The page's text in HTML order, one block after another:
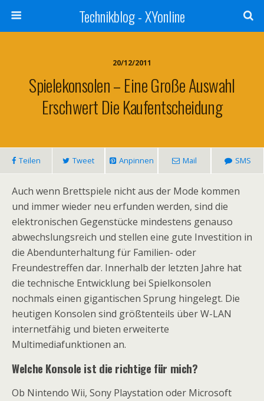
Technikblog - XYonline
20/12/2011
Spielekonsolen – Eine Große Auswahl
Erschwert Die Kaufentscheidung
Teilen Tweet Anpinnen Mail SMS
Auch wenn Brettspiele nicht aus der Mode kommen
und immer wieder neu erfunden werden, sind die
elektronischen Gegenstücke mindestens genauso
abwechslungsreich und stellen eine gute Investition in
die Abendunterhaltung für Familien- oder
Freundestreffen dar. Innerhalb der letzten Jahre hat
die technische Entwicklung bei Spielkonsolen
nochmals einen gigantischen Sprung hingelegt. Die
heutigen Konsolen sind größtenteils über W-LAN
internetfähig und bieten erweiterte
Multimediafunktionen an.
Welche Konsole ist die richtige für mich?
Ob Nintendo Wii, Sony Playstation oder Microsoft